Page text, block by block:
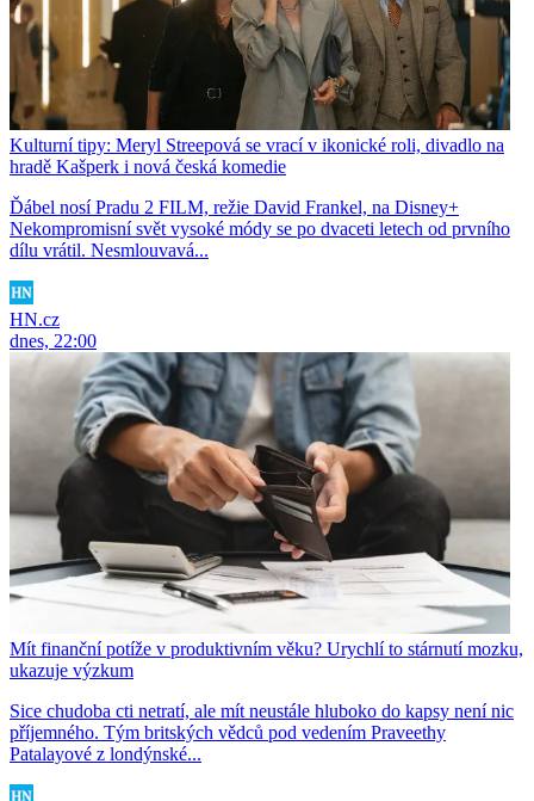
Kulturní tipy: Meryl Streepová se vrací v ikonické roli, divadlo na
hradě Kašperk i nová česká komedie
Ďábel nosí Pradu 2 FILM, režie David Frankel, na Disney+
Nekompromisní svět vysoké módy se po dvaceti letech od prvního
dílu vrátil. Nesmlouvavá...
HN.cz
dnes, 22:00
Mít finanční potíže v produktivním věku? Urychlí to stárnutí mozku,
ukazuje výzkum
Sice chudoba cti netratí, ale mít neustále hluboko do kapsy není nic
příjemného. Tým britských vědců pod vedením Praveethy
Patalayové z londýnské...